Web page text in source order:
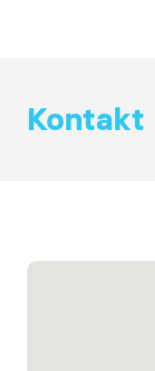
Kontakt